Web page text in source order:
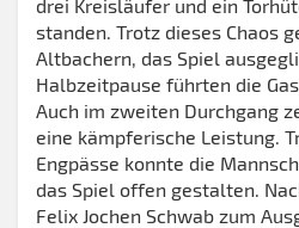
drei Kreisläufer und ein
standen. Trotz dieses Chaos
Altbachern, das Spiel
Halbzeitpause führten die
Auch im zweiten Durchgang
eine kämpferische Leistung.
Engpässe konnte die
das Spiel offen gestalten.
Felix Jochen Schwab zum